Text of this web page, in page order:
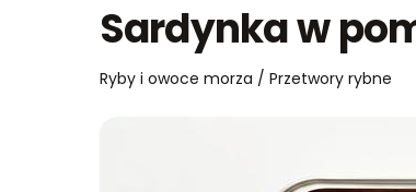
Sardynka w
Ryby i owoce morza / Przetwory rybne